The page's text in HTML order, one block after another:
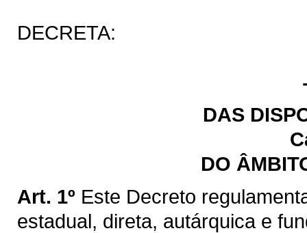
DECRETA:
DAS
DO
Art. 1º Este Decreto
estadual, direta, autárquica e